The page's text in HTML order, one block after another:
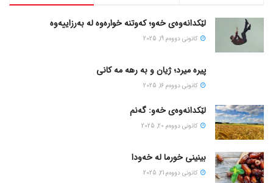
لێکدانەوەی خەو؛ کەوتنە خوارەوە لە بەرزاییەوە
كانونی دووه‌م 19, 2025
پیره میرد؛ ژیان و به رهه مه کانی
كانونی دووه‌م 16, 2025
لێکدانەوەی خەو: گەنم
كانونی دووه‌م 20, 2025
بینینی خورما لە خەودا
كانونی دووه‌م 21, 2025